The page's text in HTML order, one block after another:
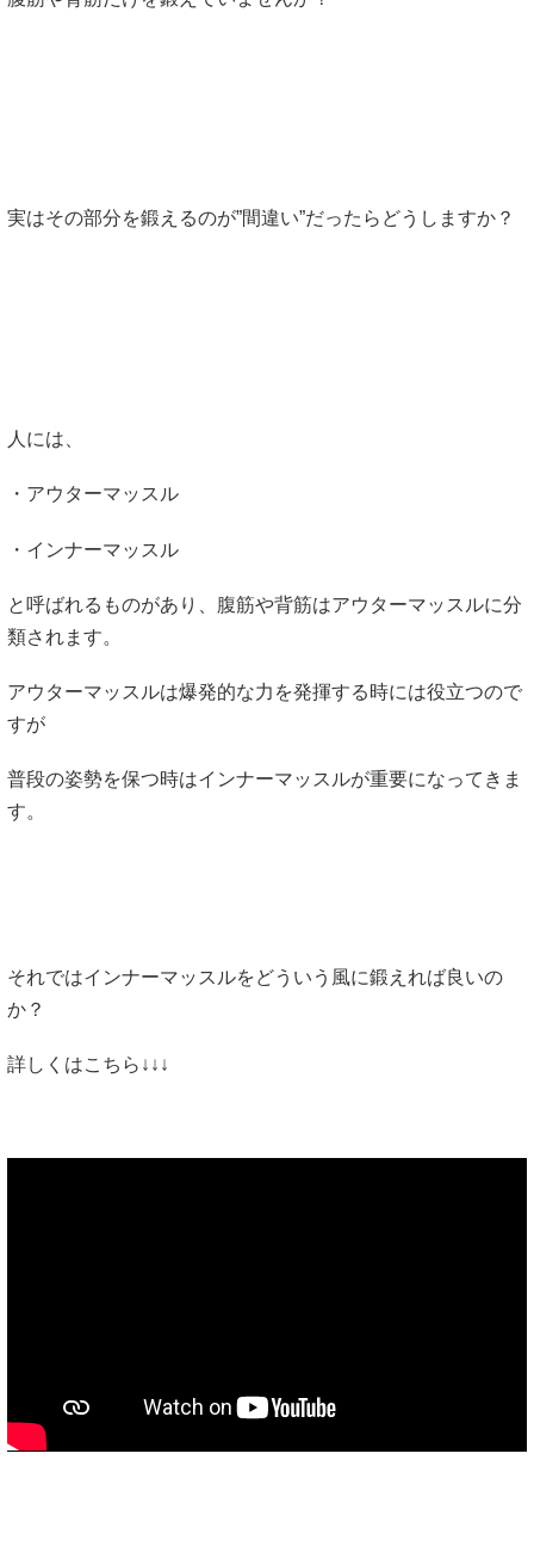
実はその部分を鍛えるのが”間違い”だったらどうしますか？
人には、
・アウターマッスル
・インナーマッスル
と呼ばれるものがあり、腹筋や背筋はアウターマッスルに分
類されます。
アウターマッスルは爆発的な力を発揮する時には役立つので
すが
普段の姿勢を保つ時はインナーマッスルが重要になってきま
す。
それではインナーマッスルをどういう風に鍛えれば良いの
か？
詳しくはこちら↓↓↓